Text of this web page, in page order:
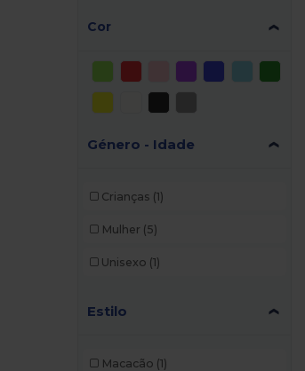
Cor
Género - Idade
Crianças (1)
Mulher (5)
Unisexo (1)
Estilo
Macacão (1)